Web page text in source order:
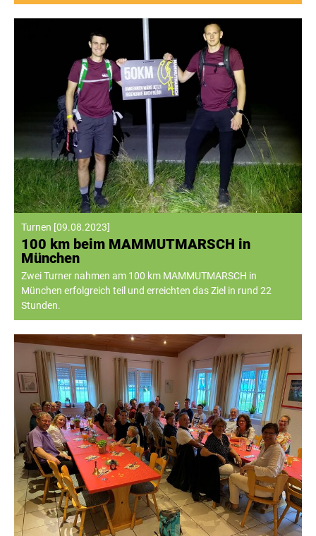
Turnen [09.08.2023]
100 km beim MAMMUTMARSCH in
München
Zwei Turner nahmen am 100 km MAMMUTMARSCH in
München erfolgreich teil und erreichten das Ziel in rund 22
Stunden.